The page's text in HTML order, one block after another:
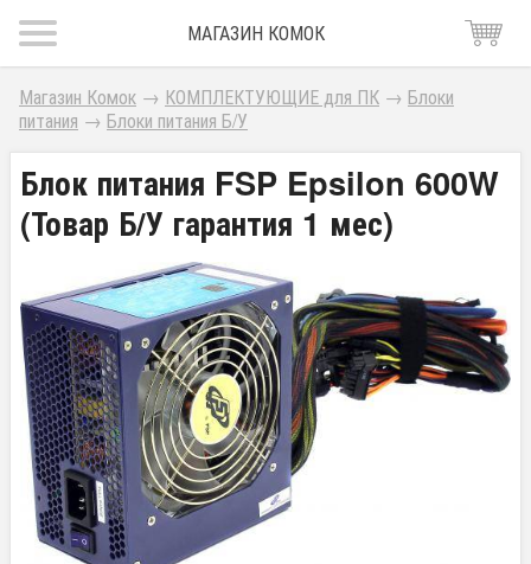
МАГАЗИН КОМОК
Магазин Комок → КОМПЛЕКТУЮЩИЕ для ПК → Блоки
питания → Блоки питания Б/У
Блок питания FSP Epsilon 600W
(Товар Б/У гарантия 1 мес)